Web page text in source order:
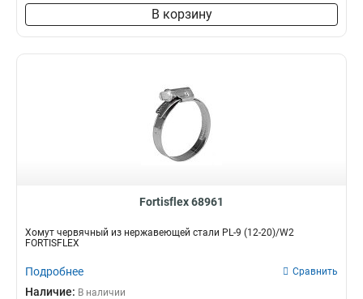
В корзину
Fortisflex 68961
Хомут червячный из нержавеющей стали PL-9 (12-20)/W2
FORTISFLEX
Подробнее Сравнить
Наличие: В наличии